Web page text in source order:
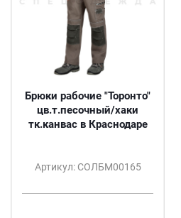
Брюки рабочие "Торонто"
цв.т.песочный/хаки
тк.канвас в Краснодаре
Артикул: СОЛБМ00165